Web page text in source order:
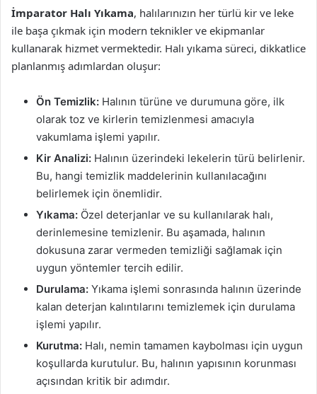
İmparator Halı Yıkama, halılarınızın her türlü kir ve leke
ile başa çıkmak için modern teknikler ve ekipmanlar
kullanarak hizmet vermektedir. Halı yıkama süreci, dikkatlice
planlanmış adımlardan oluşur:
Ön Temizlik: Halının türüne ve durumuna göre, ilk
olarak toz ve kirlerin temizlenmesi amacıyla
vakumlama işlemi yapılır.
Kir Analizi: Halının üzerindeki lekelerin türü belirlenir.
Bu, hangi temizlik maddelerinin kullanılacağını
belirlemek için önemlidir.
Yıkama: Özel deterjanlar ve su kullanılarak halı,
derinlemesine temizlenir. Bu aşamada, halının
dokusuna zarar vermeden temizliği sağlamak için
uygun yöntemler tercih edilir.
Durulama: Yıkama işlemi sonrasında halının üzerinde
kalan deterjan kalıntılarını temizlemek için durulama
işlemi yapılır.
Kurutma: Halı, nemin tamamen kaybolması için uygun
koşullarda kurutulur. Bu, halının yapısının korunması
açısından kritik bir adımdır.